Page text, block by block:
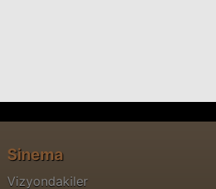
Sinema
Vizyondakiler